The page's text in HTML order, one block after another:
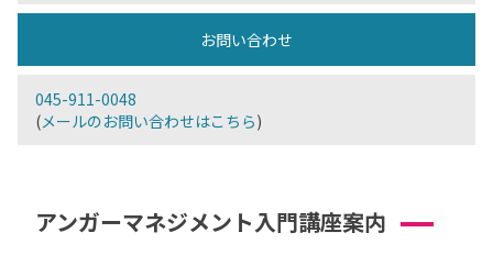
お問い合わせ
045-911-0048
(メールのお問い合わせはこちら)
アンガーマネジメント入門講座案内